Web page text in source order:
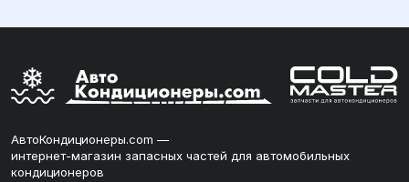
АвтоКондиционеры.com —
интернет-магазин запасных частей для автомобильных
кондиционеров